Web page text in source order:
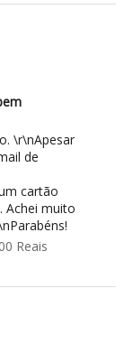
\r\nApesar
de
cartão
Achei muito
Reais